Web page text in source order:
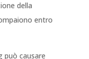
della
entro
può causare